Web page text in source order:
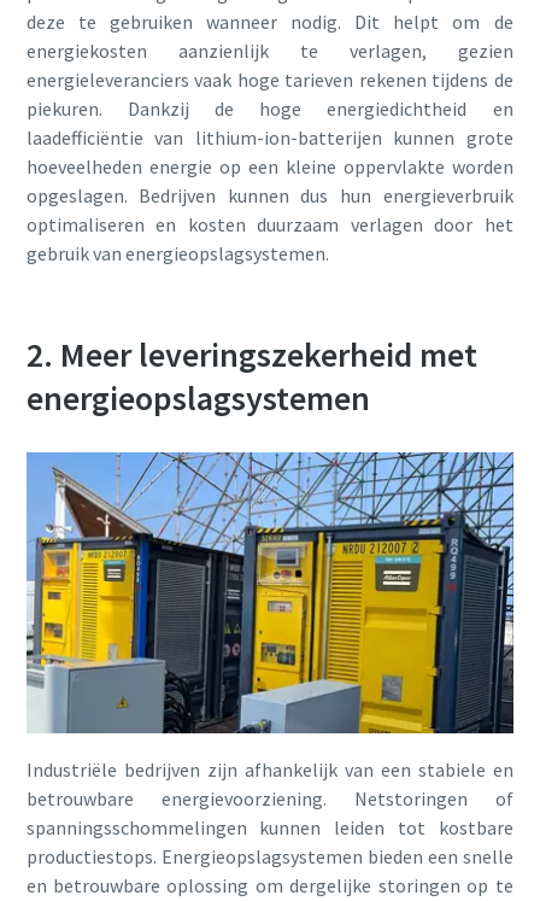
deze te gebruiken wanneer nodig. Dit helpt om de
energiekosten aanzienlijk te verlagen, gezien
energieleveranciers vaak hoge tarieven rekenen tijdens de
piekuren. Dankzij de hoge energiedichtheid en
laadefficiëntie van lithium-ion-batterijen kunnen grote
hoeveelheden energie op een kleine oppervlakte worden
opgeslagen. Bedrijven kunnen dus hun energieverbruik
optimaliseren en kosten duurzaam verlagen door het
gebruik van energieopslagsystemen.
2. Meer leveringszekerheid met
energieopslagsystemen
Industriële bedrijven zijn afhankelijk van een stabiele en
betrouwbare energievoorziening. Netstoringen of
spanningsschommelingen kunnen leiden tot kostbare
productiestops. Energieopslagsystemen bieden een snelle
en betrouwbare oplossing om dergelijke storingen op te
Verzenden
Anti-robotverificatie
Klik om te starten
Friendly Captcha ⇗
Klik om te starten
Friendly
Verzenden
Anti-robotverificatie
Klik om te starten
Friendly Captcha ⇗